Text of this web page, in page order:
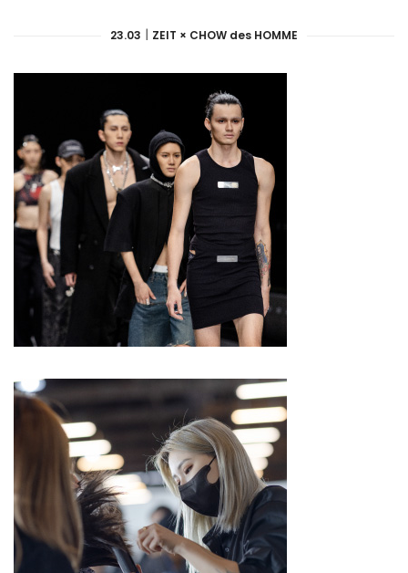
23.03｜ZEIT × CHOW des HOMME